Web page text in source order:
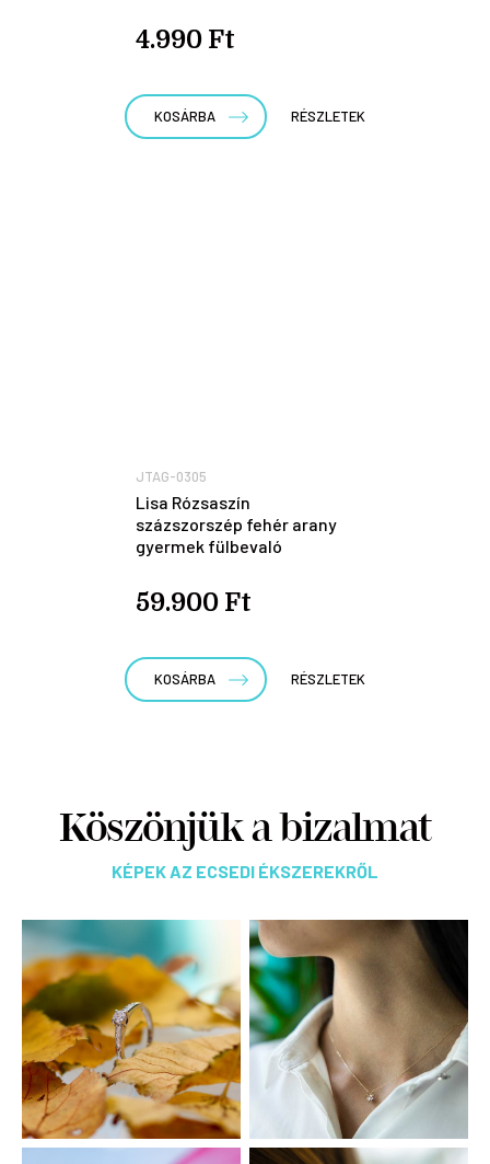
4.990 Ft
KOSÁRBA RÉSZLETEK
JTAG-0305
Lisa Rózsaszín
százszorszép fehér arany
gyermek fülbevaló
59.900 Ft
KOSÁRBA RÉSZLETEK
Köszönjük a bizalmat
KÉPEK AZ ECSEDI ÉKSZEREKRŐL